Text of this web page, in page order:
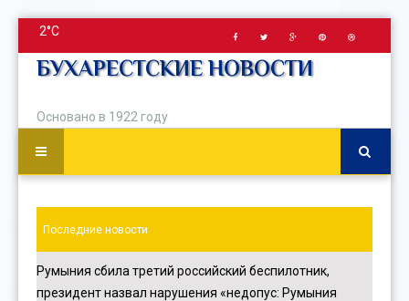
2°C
БУХАРЕСТСКИЕ НОВОСТИ
Основано в 1922 году
Последние новости
Румыния сбила третий российский беспилотник,
президент назвал нарушения «недопус: Румыния